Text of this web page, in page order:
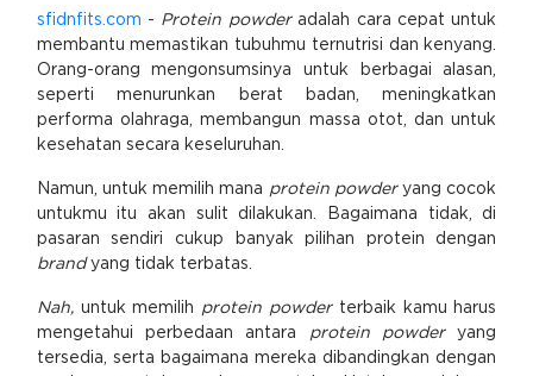
sfidnfits.com - Protein powderadalah cara cepat untuk
membantu memastikan tubuhmu ternutrisi dan kenyang.
Orang-orang mengonsumsinya untuk berbagai alasan,
seperti menurunkan berat badan, meningkatkan
performa olahraga, membangun massa otot, dan untuk
kesehatan secara keseluruhan.
Namun, untuk memilih mana protein powderyang cocok
untukmu itu akan sulit dilakukan. Bagaimana tidak, di
pasaran sendiri cukup banyak pilihan protein dengan
brandyang tidak terbatas.
Nah, untuk memilih protein powderterbaik kamu harus
mengetahui perbedaan antara protein powderyang
tersedia, serta bagaimana mereka dibandingkan dengan